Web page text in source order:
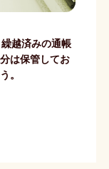
越済みの通帳
は保管してお
。